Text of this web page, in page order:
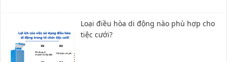
Loại điều hòa di động nào phù hợp cho
tiệc cưới?